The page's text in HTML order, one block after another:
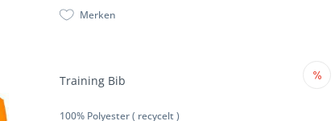
Merken
Training Bib
100% Polyester ( recycelt )